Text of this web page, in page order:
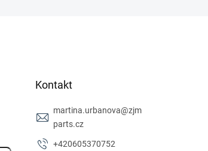
Kontakt
martina.urbanova@zjm
parts.cz
+420605370752